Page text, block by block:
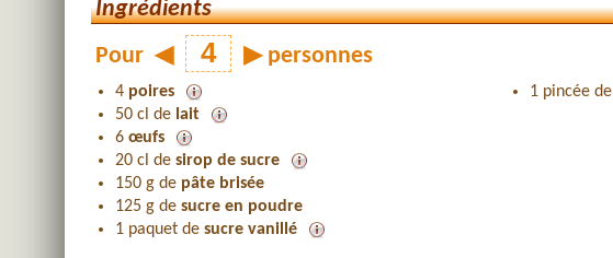
Ingrédients
Pour ◀ ▶ personnes
4 poires
50 cl de lait
6 œufs
20 cl de sirop de sucre
150 g de pâte brisée
125 g de sucre en poudre
1 paquet de sucre vanillé
1 pincée de